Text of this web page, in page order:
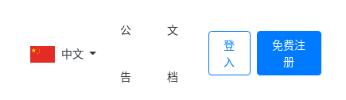
中文
公
告
文
档
登
入
免费注
册